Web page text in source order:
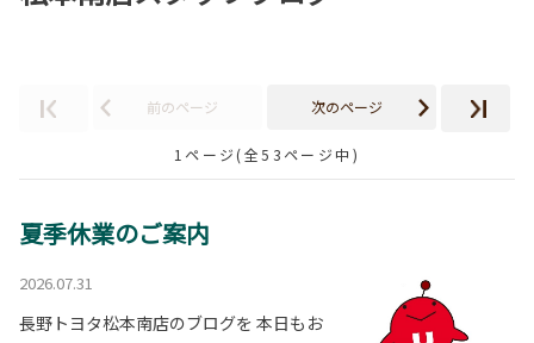
前のページ 次のページ
1ページ(全53ページ中)
夏季休業のご案内
2026.07.31
長野トヨタ松本南店のブログを 本日もお